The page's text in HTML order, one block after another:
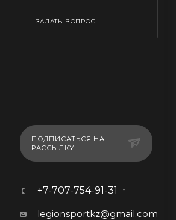
ЗАДАТЬ ВОПРОС
ПОДПИСАТЬСЯ НА
РАССЫЛКУ
+7-707-754-91-31
legionsportkz@gmail.com